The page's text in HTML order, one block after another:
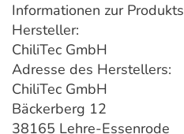
Informationen zur
Hersteller:
ChiliTec GmbH
Adresse des Herstellers:
ChiliTec GmbH
Bäckerberg 12
38165 Lehre-Essenrode